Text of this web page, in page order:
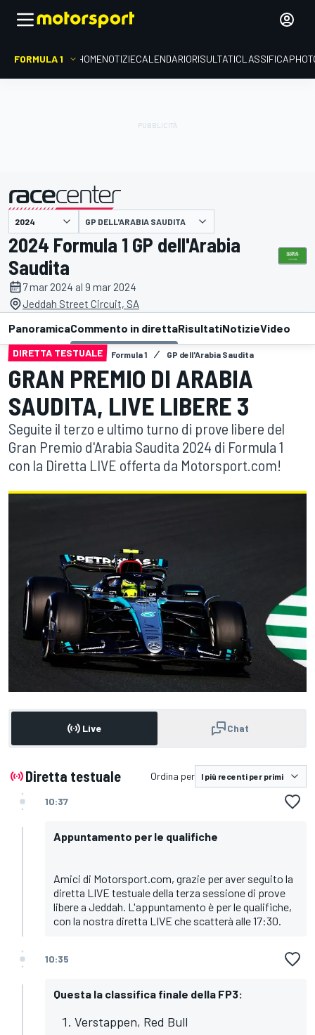
FORMULA 1 HOMENOTIZIECALENDARIORISULTATICLASSIFICA
GP DELL'ARABIA SAUDITA
2024 Formula 1 GP dell'Arabia
Saudita
7 mar 2024 al 9 mar 2024
Jeddah Street Circuit, SA
PanoramicaCommento in direttaRisultatiNotizieVideo
DIRETTA TESTUALE Formula 1 GP dell'Arabia Saudita
GRAN PREMIO DI ARABIA
SAUDITA, LIVE LIBERE 3
Seguite il terzo e ultimo turno di prove libere del
Gran Premio d'Arabia Saudita 2024 di Formula 1
con la Diretta LIVE offerta da Motorsport.com!
Live Chat
Diretta testuale Ordina per
10:37
Appuntamento per le qualifiche
Amici di Motorsport.com, grazie per aver seguito la
diretta LIVE testuale della terza sessione di prove
libere a Jeddah. L'appuntamento è per le qualifiche,
con la nostra diretta LIVE che scatterà alle 17:30.
10:35
Questa la classifica finale della FP3:
Verstappen, Red Bull